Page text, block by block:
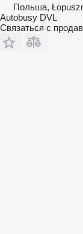
Польша,
Autobusy DVL
Связаться с